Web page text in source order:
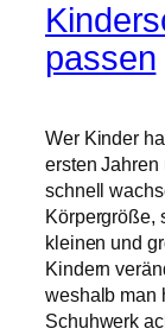
passen
Wer Kinder
ersten Jahren
schnell
Körpergröße,
kleinen und
Kindern
weshalb man
Schuhwerk